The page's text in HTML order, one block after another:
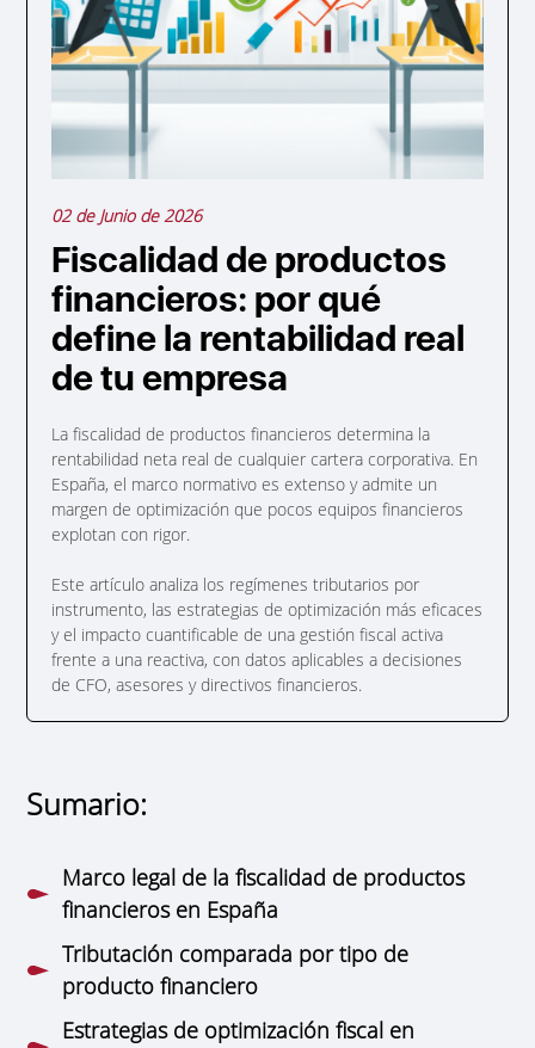
02 de Junio de 2026
Fiscalidad de productos
financieros: por qué
define la rentabilidad real
de tu empresa
La fiscalidad de productos financieros determina la
rentabilidad neta real de cualquier cartera corporativa. En
España, el marco normativo es extenso y admite un
margen de optimización que pocos equipos financieros
explotan con rigor.
Este artículo analiza los regímenes tributarios por
instrumento, las estrategias de optimización más eficaces
y el impacto cuantificable de una gestión fiscal activa
frente a una reactiva, con datos aplicables a decisiones
de CFO, asesores y directivos financieros.
Sumario:
Marco legal de la fiscalidad de productos
financieros en España
Tributación comparada por tipo de
producto financiero
Estrategias de optimización fiscal en